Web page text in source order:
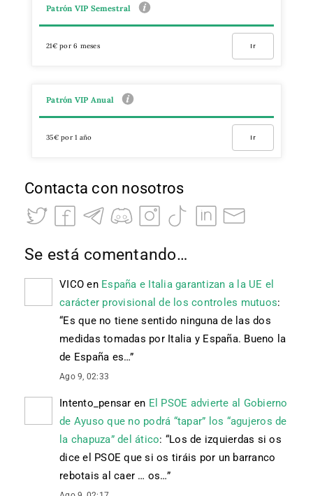
Patrón VIP Semestral
21€ por 6 meses Ir
Patrón VIP Anual
35€ por 1 año Ir
Contacta con nosotros
Se está comentando…
VICO en España e Italia garantizan a la UE el
carácter provisional de los controles mutuos:
“Es que no tiene sentido ninguna de las dos
medidas tomadas por Italia y España. Bueno la
de España es…”
Ago 9, 02:33
Intento_pensar en El PSOE advierte al Gobierno
de Ayuso que no podrá “tapar” los “agujeros de
la chapuza” del ático: “Los de izquierdas si os
dice el PSOE que si os tiráis por un barranco
rebotais al caer … os…”